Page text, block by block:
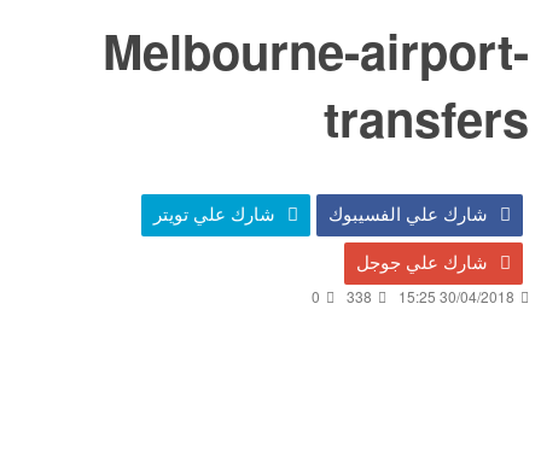
Melbourne-airport-
transfers
شارك علي الفسيبوك شارك علي تويتر
شارك علي جوجل
30/04/2018 15:25
338
0